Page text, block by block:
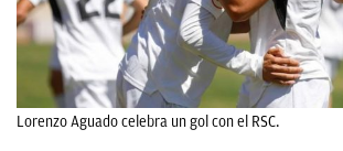
FEMENINO
PAPARAZZI
OKDIARIO
Lorenzo Aguado celebra un gol con el RSC.